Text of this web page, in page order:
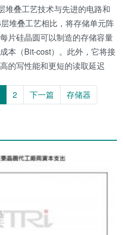
堆叠工艺技术与先进的电路和
堆叠工艺相比，将存储单元阵
片硅晶圆可以制造的存储容量
本（Bit-cost）。此外，它将接
的写性能和更短的读取延迟
2 下一篇 存储器